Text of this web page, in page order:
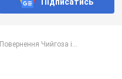
Повернення Чийгоза і...